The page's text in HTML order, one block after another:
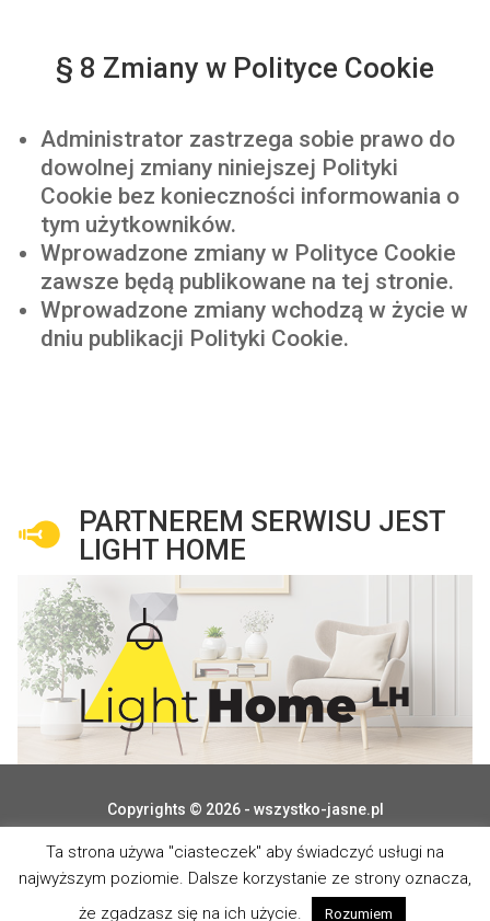
§ 8 Zmiany w Polityce Cookie
Administrator zastrzega sobie prawo do
dowolnej zmiany niniejszej Polityki
Cookie bez konieczności informowania o
tym użytkowników.
Wprowadzone zmiany w Polityce Cookie
zawsze będą publikowane na tej stronie.
Wprowadzone zmiany wchodzą w życie w
dniu publikacji Polityki Cookie.
PARTNEREM SERWISU JEST
LIGHT HOME
Copyrights © 2026 - wszystko-jasne.pl
Ta strona używa "ciasteczek" aby świadczyć usługi na
najwyższym poziomie. Dalsze korzystanie ze strony oznacza,
że zgadzasz się na ich użycie.
Rozumiem